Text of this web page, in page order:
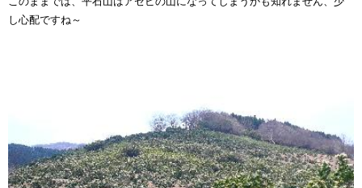
し心配ですね～